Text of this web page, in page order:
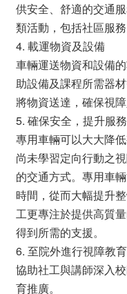
供安全、舒適的交通
類活動，包括社區服務
4. 載運物資及設備
車輛運送物資和設備
助設備及課程所需器
將物資送達，確保視
5. 確保安全，提升服
專用車輛可以大大降
尚未學習定向行動之
的交通方式。專用車
時間，從而大幅提升
工更專注於提供高質
得到所需的支援。
6. 至院外進行視障教
協助社工與講師深入
育推廣。